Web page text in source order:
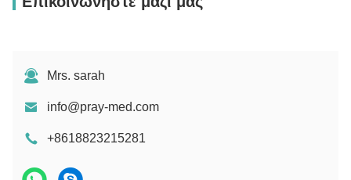
Mrs. sarah
info@pray-med.com
+8618823215281